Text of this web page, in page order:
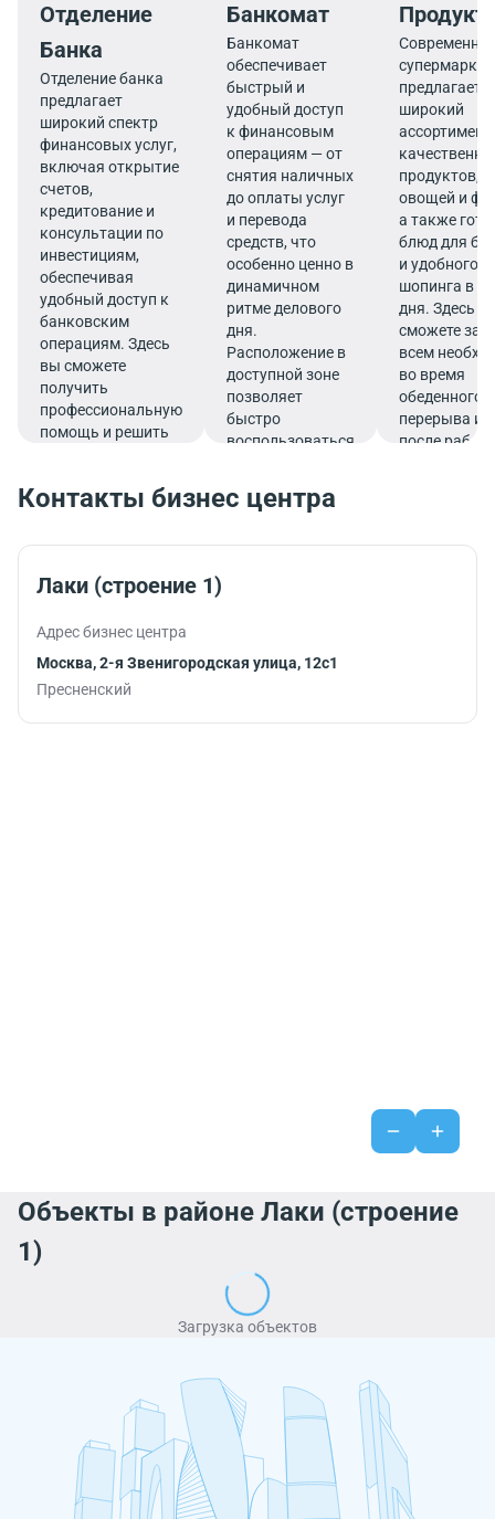
Отделение
Банка
Отделение банка
предлагает
широкий спектр
финансовых услуг,
включая открытие
счетов,
кредитование и
консультации по
инвестициям,
обеспечивая
удобный доступ к
банковским
операциям. Здесь
вы сможете
получить
профессиональную
помощь и решить
комфортной
Банкомат
Банкомат
обеспечивает
быстрый и
удобный доступ
к финансовым
операциям — от
снятия наличных
до оплаты услуг
и перевода
средств, что
особенно ценно в
динамичном
ритме делового
дня.
Расположение в
доступной зоне
позволяет
быстро
воспользоваться
супермаркет
предлагает
широкий
ассортимент
продуктов,
овощей и
а также
блюд для
и удобного
шопинга в
дня. Здесь
сможете
всем
во время
обеденного
перерыва
после
Контакты бизнес центра
Лаки (строение 1)
Адрес бизнес центра
Москва, 2-я Звенигородская улица, 12с1
Пресненский
Объекты в районе Лаки (строение
1)
Загрузка объектов